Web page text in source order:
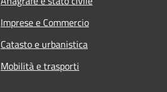
Imprese e Commercio
Catasto e urbanistica
Mobilità e trasporti